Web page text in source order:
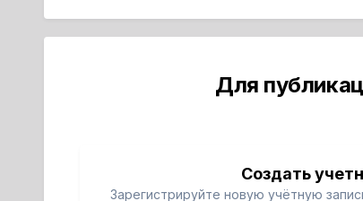
Для
Создать
Зарегистрируйте новую учётную